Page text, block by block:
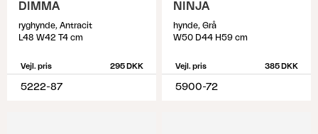
DIMMA
ryghynde, Antracit
L48 W42 T4 cm
Vejl. pris 295 DKK
5222-87
NINJA
hynde, Grå
W50 D44 H59 cm
Vejl. pris 385 DKK
5900-72